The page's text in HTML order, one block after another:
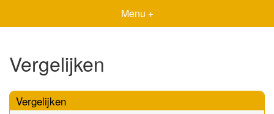
Menu +
Vergelijken
Vergelijken